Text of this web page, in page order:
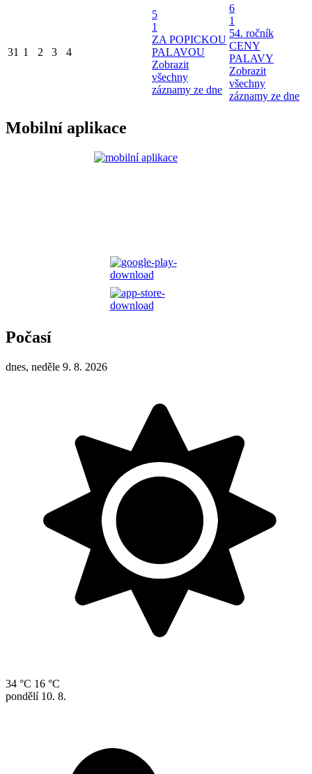
31 1 2 3 4
5
1
ZA POPICKOU
PALAVOU
Zobrazit
všechny
záznamy ze dne
6
1
54. ročník
CENY
PALAVY
Zobrazit
všechny
záznamy ze dne
Mobilní aplikace
Počasí
dnes, neděle 9. 8. 2026
34 °C 16 °C
pondělí 10. 8.